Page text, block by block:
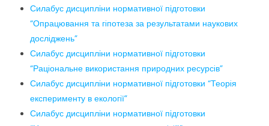
Силабус дисципліни нормативної підготовки
“Опрацювання та гiпотеза за результатами наукових
дослiджень”
Силабус дисципліни нормативної підготовки
“Рацiональне використання природних ресурсiв”
Силабус дисципліни нормативної підготовки “Теорiя
експерименту в екологiї”
Силабус дисципліни нормативної підготовки